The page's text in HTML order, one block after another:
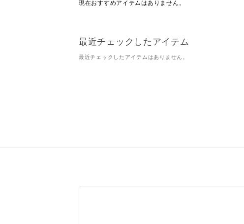
現在おすすめアイテムはありません。
最近チェックしたアイテム
最近チェックしたアイテムはありません。